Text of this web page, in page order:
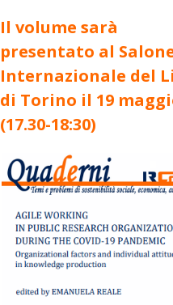
Il volume sarà
presentato al
Internazionale del
di Torino il 19
(17.30-18:30)